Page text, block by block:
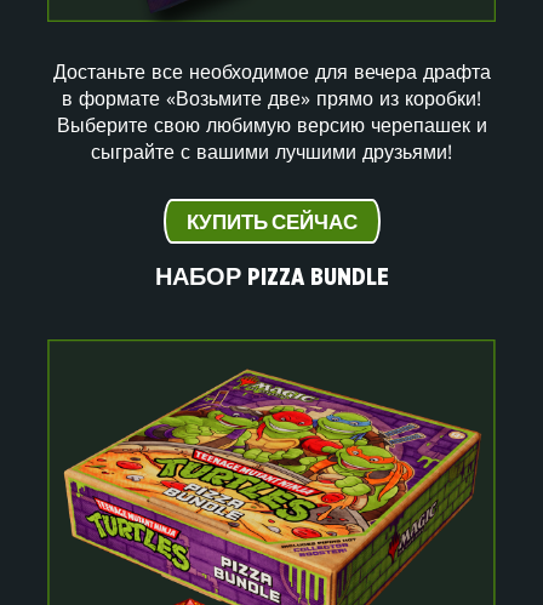
Достаньте все необходимое для вечера драфта
в формате «Возьмите две» прямо из коробки!
Выберите свою любимую версию черепашек и
сыграйте с вашими лучшими друзьями!
КУПИТЬ СЕЙЧАС
НАБОР PIZZA BUNDLE